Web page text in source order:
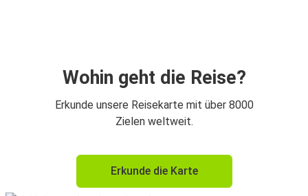
Wohin geht die Reise?
Erkunde unsere Reisekarte mit über 8000
Zielen weltweit.
Erkunde die Karte